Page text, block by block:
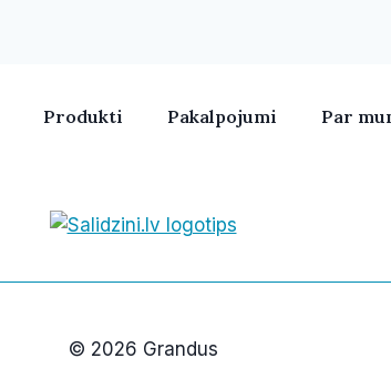
Produkti Pakalpojumi Par
© 2026 Grandus